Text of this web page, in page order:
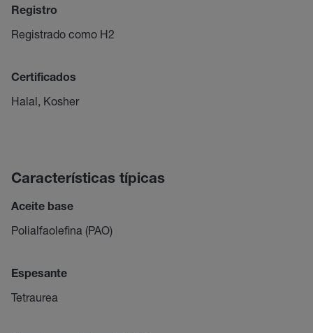
Registro
Registrado como H2
Certificados
Halal, Kosher
Características típicas
Aceite base
Polialfaolefina (PAO)
Espesante
Tetraurea